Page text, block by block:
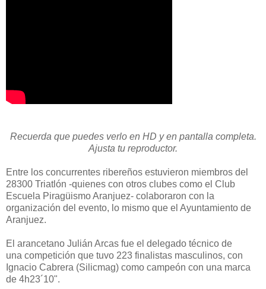
Recuerda que puedes verlo en HD y en pantalla completa.
Ajusta tu reproductor.
Entre los concurrentes ribereños estuvieron miembros del
28300 Triatlón -quienes con otros clubes como el Club
Escuela Piragüismo Aranjuez- colaboraron con la
organización del evento, lo mismo que el Ayuntamiento de
Aranjuez.
El arancetano Julián Arcas fue el delegado técnico de
una competición que tuvo 223 finalistas masculinos, con
Ignacio Cabrera (Silicmag) como campeón con una marca
de 4h23´10".